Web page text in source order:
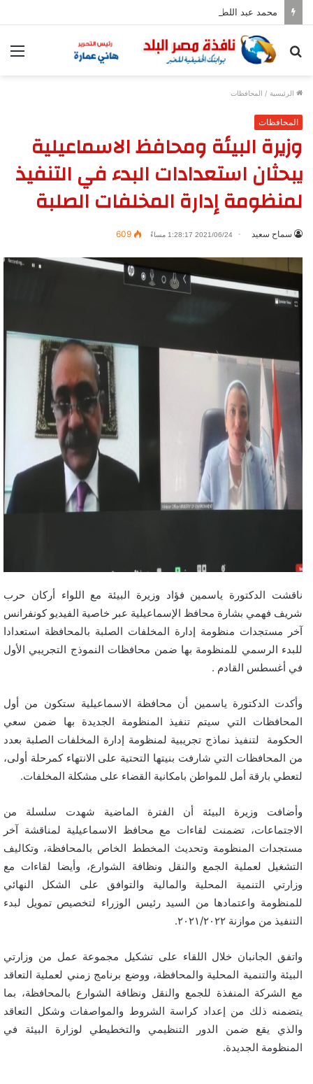
بحث
الرئيسية / المحافظات
المحافظات
وزيرة البيئة ومحافظ الاسماعيلية
يبحثان استعدادات البدء في التنفيذ
لمنظومة إدارة المخلفات الصلبة
سماح سعيد 2021/06/24 1:28:17 مساءً 609
ناقشت الدكتورة ياسمين فؤاد وزيرة البيئة مع اللواء أركان حرب
شريف فهمي بشارة محافظ الإسماعيلية عبر خاصية الفيديو كونفرانس
آخر مستجدات منظومة إدارة المخلفات الصلبة بالمحافظة استعدادا
للبدء الرسمي للمنظومة بها ضمن محافظات النموذج التجريبي الأول
في أغسطس القادم .
وأكدت الدكتورة ياسمين أن محافظة الاسماعيلية ستكون من أول
المحافظات التي سيتم تنفيذ المنظومة الجديدة بها ضمن سعي
الحكومة لتنفيذ نماذج تجريبية لمنظومة إدارة المخلفات الصلبة بعدد
من المحافظات التي شارفت بنيتها التحتية على الانتهاء كمرحلة أولى،
لتعطي بارقة أمل للمواطن بامكانية القضاء على مشكلة المخلفات.
وأضافت وزيرة البيئة أن الفترة الماضية شهدت سلسلة من
الاجتماعات، تضمنت لقاءات مع محافظ الاسماعيلية لمناقشة آخر
مستجدات المنظومة وتحديث المخطط الخاص بالمحافظة، وتكاليف
التشغيل لعملية الجمع والنقل ونظافة الشوارع، وأيضا لقاءات مع
وزارتي التنمية المحلية والمالية والتوافق على الشكل النهائي
للمنظومة واعتمادها من السيد رئيس الوزراء لتخصيص تمويل لبدء
التنفيذ من موازنة ٢٠٢١/٢٠٢٢.
واتفق الجانبان خلال اللقاء على تشكيل مجموعة عمل من وزارتي
البيئة والتنمية المحلية والمحافظة، ووضع برنامج زمني لعملية التعاقد
مع الشركة المنفذة للجمع والنقل ونظافة الشوارع بالمحافظة، بما
يتضمنه ذلك من إعداد كراسة الشروط والمواصفات وشكل التعاقد
والذي يقع ضمن الدور التنظيمي والتخطيطي لوزارة البيئة في
المنظومة الجديدة.